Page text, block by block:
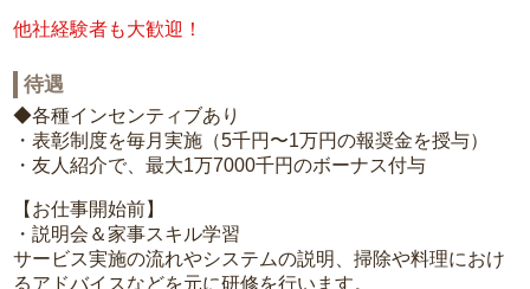
他社経験者も大歓迎！
待遇
◆各種インセンティブあり
・表彰制度を毎月実施（5千円〜1万円の報奨金を授与）
・友人紹介で、最大1万7000千円のボーナス付与
【お仕事開始前】
・説明会＆家事スキル学習
サービス実施の流れやシステムの説明、掃除や料理におけ
るアドバイスなどを元に研修を行います。